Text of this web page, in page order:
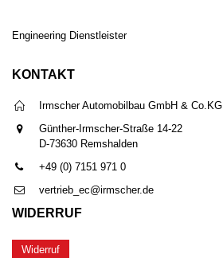
Engineering Dienstleister
KONTAKT
Irmscher Automobilbau GmbH & Co.KG
Günther-Irmscher-Straße 14-22
D-73630 Remshalden
+49 (0) 7151 971 0
vertrieb_ec@irmscher.de
WIDERRUF
Widerruf